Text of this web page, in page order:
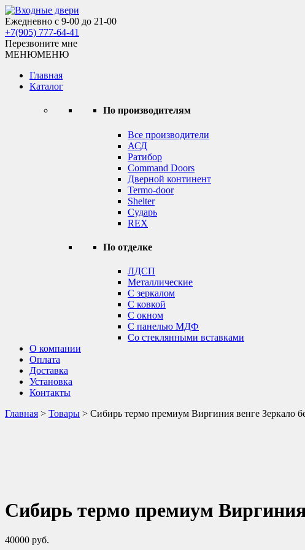
Skip
to
content
Входные двери
Ежедневно с 9-00 до 21-00
+7(905) 777-64-41
Перезвоните мне
МЕНЮМЕНЮ
Главная
Каталог
По производителям
Все производители
АСД
Ратибор
Command Doors
Дверной континент
Termo-door
Shelter
Сударь
REX
По отделке
ЛДСП
Металлические
С зеркалом
С ковкой
С окном
С панелью МДФ
Со стеклянными вставками
О компании
Оплата
Доставка
Установка
Контакты
Главная > Товары > Сибирь термо премиум Виргиния венге Зеркало
Сибирь термо премиум
40000 руб.